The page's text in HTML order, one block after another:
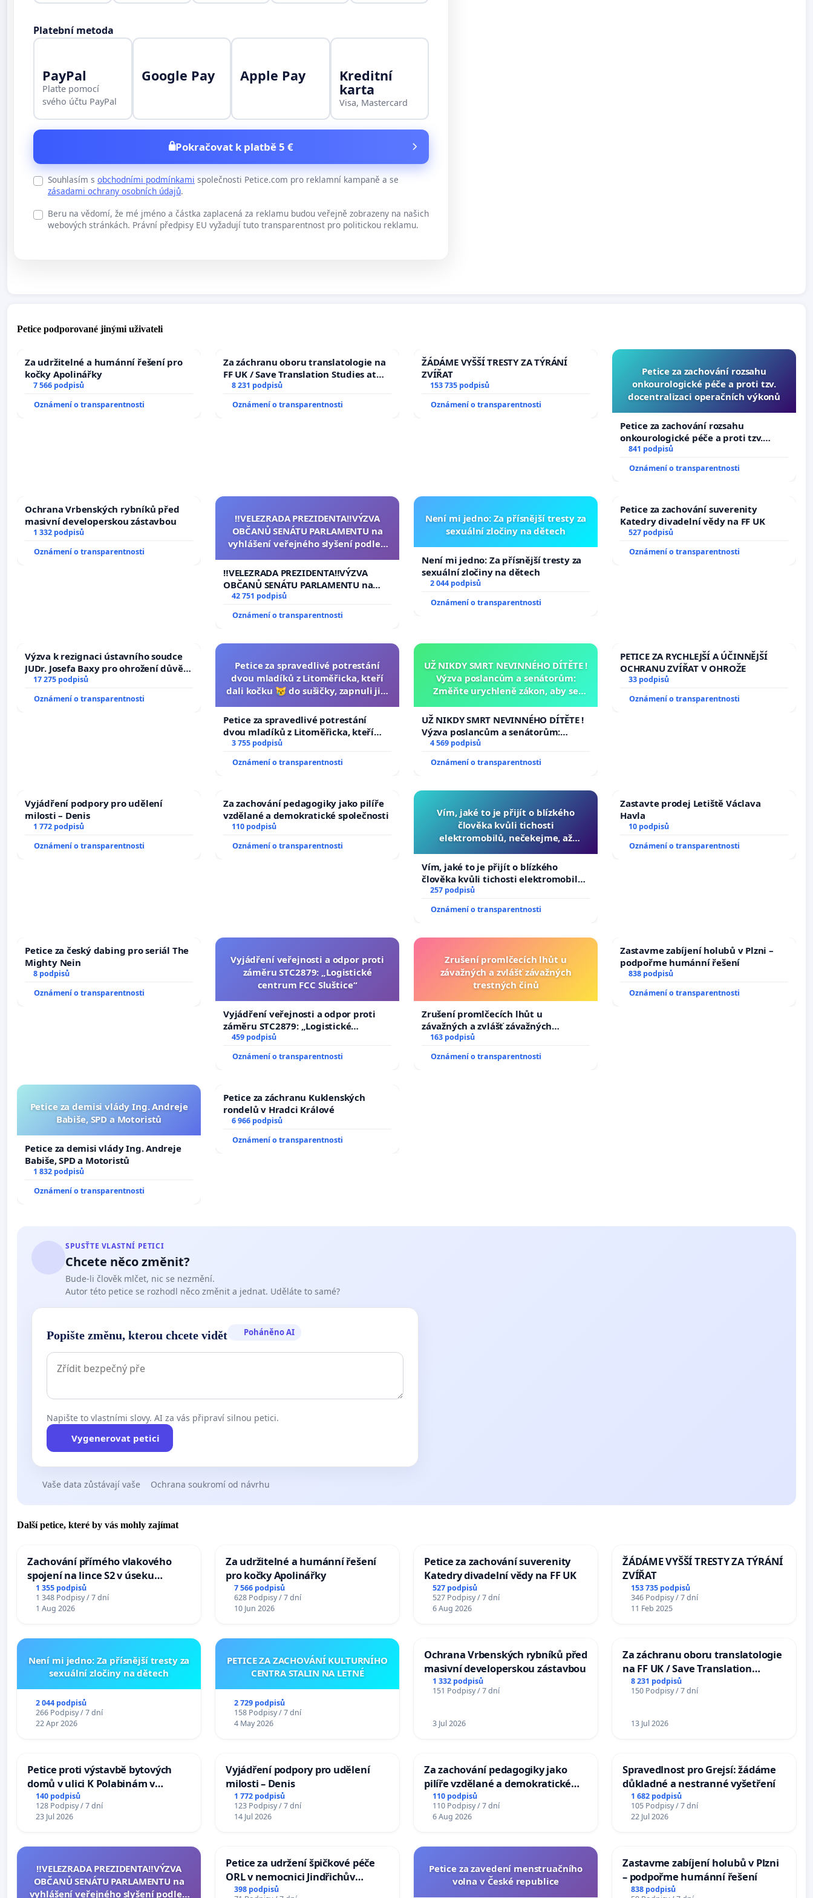
Platební metoda
PayPal
Plaťte pomocí
svého účtu PayPal
Google Pay Apple Pay Kreditní
karta
Visa, Mastercard
Pokračovat k platbě 5 €
Souhlasím s obchodními podmínkami společnosti Petice.com pro reklamní kampaně a se
zásadami ochrany osobních údajů.
Beru na vědomí, že mé jméno a částka zaplacená za reklamu budou veřejně zobrazeny na našich
webových stránkách. Právní předpisy EU vyžadují tuto transparentnost pro politickou reklamu.
Petice podporované jinými uživateli
Za udržitelné a humánní řešení pro
kočky Apolinářky
7 566 podpisů
Oznámení o transparentnosti
Za záchranu oboru translatologie na
FF UK / Save Translation Studies at
the Faculty of Arts, Charles
8 231 podpisů
Oznámení o transparentnosti
ŽÁDÁME VYŠŠÍ TRESTY ZA TÝRÁNÍ
ZVÍŘAT
153 735 podpisů
Oznámení o transparentnosti
Petice za zachování rozsahu
onkourologické péče a proti tzv.
docentralizaci operačních výkonů
Petice za zachování rozsahu
onkourologické péče a proti tzv.
docentralizaci operačních výkonů
841 podpisů
Oznámení o transparentnosti
Ochrana Vrbenských rybníků před
masivní developerskou zástavbou
1 332 podpisů
Oznámení o transparentnosti
‼️VELEZRADA PREZIDENTA‼️VÝZVA
OBČANŮ SENÁTU PARLAMENTU na
vyhlášení veřejného slyšení podle §
na přijetí usnesení k podání ústavní
žaloby na prezidenta republiky
‼️VELEZRADA PREZIDENTA‼️VÝZVA
OBČANŮ SENÁTU PARLAMENTU na
vyhlášení veřejného slyšení podle §
na přijetí usnesení k podání ústavní
42 751 podpisů
Oznámení o transparentnosti
Není mi jedno: Za přísnější tresty za
sexuální zločiny na dětech
Není mi jedno: Za přísnější tresty za
sexuální zločiny na dětech
2 044 podpisů
Oznámení o transparentnosti
Petice za zachování suverenity
Katedry divadelní vědy na FF UK
527 podpisů
Oznámení o transparentnosti
Výzva k rezignaci ústavního soudce
JUDr. Josefa Baxy pro ohrožení důvěry
ve spravedlivý proces
17 275 podpisů
Oznámení o transparentnosti
Petice za spravedlivé potrestání
dvou mladíků z Litoměřicka, kteří
dali kočku 😿 do sušičky, zapnuli ji a
Petice za spravedlivé potrestání
dvou mladíků z Litoměřicka, kteří
dali kočku 😿 do sušičky, zapnuli ji a
3 755 podpisů
Oznámení o transparentnosti
UŽ NIKDY SMRT NEVINNÉHO DÍTĚTE !
Výzva poslancům a senátorům:
Změňte urychleně zákon, aby se
opakovat!
UŽ NIKDY SMRT NEVINNÉHO DÍTĚTE !
Výzva poslancům a senátorům:
Změňte urychleně zákon, aby se
opakovat!
4 569 podpisů
Oznámení o transparentnosti
PETICE ZA RYCHLEJŠÍ A ÚČINNĚJŠÍ
OCHRANU ZVÍŘAT V OHROŽE
33 podpisů
Oznámení o transparentnosti
Vyjádření podpory pro udělení
milosti – Denis
1 772 podpisů
Oznámení o transparentnosti
Za zachování pedagogiky jako pilíře
vzdělané a demokratické společnosti
110 podpisů
Oznámení o transparentnosti
Vím, jaké to je přijít o blízkého
člověka kvůli tichosti
elektromobilů, nečekejme, až
auta!
Vím, jaké to je přijít o blízkého
člověka kvůli tichosti elektromobilů,
nečekejme, až přibydou další,
257 podpisů
Oznámení o transparentnosti
Zastavte prodej Letiště Václava
Havla
10 podpisů
Oznámení o transparentnosti
Petice za český dabing pro seriál The
Mighty Nein
8 podpisů
Oznámení o transparentnosti
Vyjádření veřejnosti a odpor proti
záměru STC2879: „Logistické
centrum FCC Sluštice“
Vyjádření veřejnosti a odpor proti
záměru STC2879: „Logistické
centrum FCC Sluštice“
459 podpisů
Oznámení o transparentnosti
Zrušení promlčecích lhůt u
závažných a zvlášť závažných
trestných činů
Zrušení promlčecích lhůt u
závažných a zvlášť závažných
trestných činů
163 podpisů
Oznámení o transparentnosti
Zastavme zabíjení holubů v Plzni –
podpořme humánní řešení
838 podpisů
Oznámení o transparentnosti
Petice za demisi vlády Ing. Andreje
Babiše, SPD a Motoristů
Petice za demisi vlády Ing. Andreje
Babiše, SPD a Motoristů
1 832 podpisů
Oznámení o transparentnosti
Petice za záchranu Kuklenských
rondelů v Hradci Králové
6 966 podpisů
Oznámení o transparentnosti
SPUSŤTE VLASTNÍ PETICI
Chcete něco změnit?
Bude-li člověk mlčet, nic se nezmění.
Autor této petice se rozhodl něco změnit a jednat. Uděláte to samé?
Popište změnu, kterou chcete vidět Poháněno AI
Napište to vlastními slovy. AI za vás připraví silnou petici.
Vygenerovat petici
Vaše data zůstávají vaše Ochrana soukromí od návrhu
Další petice, které by vás mohly zajímat
Zachování přímého vlakového
spojení na lince S2 v úseku
Ostrava – Bohumín – Karviná –
Mosty u Jablunkova
1 355 podpisů
1 348 Podpisy / 7 dní
1 Aug 2026
Za udržitelné a humánní řešení
pro kočky Apolinářky
7 566 podpisů
628 Podpisy / 7 dní
10 Jun 2026
Petice za zachování suverenity
Katedry divadelní vědy na FF UK
527 podpisů
527 Podpisy / 7 dní
6 Aug 2026
ŽÁDÁME VYŠŠÍ TRESTY ZA TÝRÁNÍ
ZVÍŘAT
153 735 podpisů
346 Podpisy / 7 dní
11 Feb 2025
Není mi jedno: Za přísnější tresty za
sexuální zločiny na dětech
2 044 podpisů
266 Podpisy / 7 dní
22 Apr 2026
PETICE ZA ZACHOVÁNÍ KULTURNÍHO
CENTRA STALIN NA LETNÉ
2 729 podpisů
158 Podpisy / 7 dní
4 May 2026
Ochrana Vrbenských rybníků před
masivní developerskou zástavbou
1 332 podpisů
151 Podpisy / 7 dní
3 Jul 2026
Za záchranu oboru translatologie
na FF UK / Save Translation
Studies at the Faculty of Arts,
Charles University
8 231 podpisů
150 Podpisy / 7 dní
13 Jul 2026
Petice proti výstavbě bytových
domů v ulici K Polabinám v
Pardubicích
140 podpisů
128 Podpisy / 7 dní
23 Jul 2026
Vyjádření podpory pro udělení
milosti – Denis
1 772 podpisů
123 Podpisy / 7 dní
14 Jul 2026
Za zachování pedagogiky jako
pilíře vzdělané a demokratické
společnosti
110 podpisů
110 Podpisy / 7 dní
6 Aug 2026
Spravedlnost pro Grejsí: žádáme
důkladné a nestranné vyšetření
1 682 podpisů
105 Podpisy / 7 dní
22 Jul 2026
‼️VELEZRADA PREZIDENTA‼️VÝZVA
OBČANŮ SENÁTU PARLAMENTU na
vyhlášení veřejného slyšení podle §
Petice za udržení špičkové péče
ORL v nemocnici Jindřichův
Hradec
398 podpisů
Petice za zavedení menstruačního
volna v České republice
Zastavme zabíjení holubů v Plzni
– podpořme humánní řešení
838 podpisů